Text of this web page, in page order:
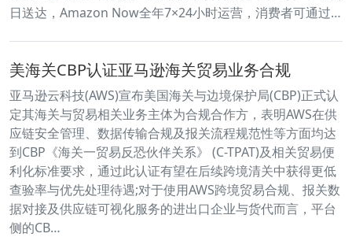
日送达，Amazon Now全年7×24小时运营，消费者可通过…
美海关CBP认证亚马逊海关贸易业务合规
亚马逊云科技(AWS)宣布美国海关与边境保护局(CBP)正式认
定其海关与贸易相关业务主体为合规合作方，表明AWS在供
应链安全管理、数据传输合规及报关流程规范性等方面均达
到CBP《海关一贸易反恐伙伴关系》 (C-TPAT)及相关贸易便
利化标准要求，通过此认证有望在后续跨境清关中获得更低
查验率与优先处理待遇;对于使用AWS跨境贸易合规、报关数
据对接及供应链可视化服务的进出口企业与货代而言，平台
侧的CB…